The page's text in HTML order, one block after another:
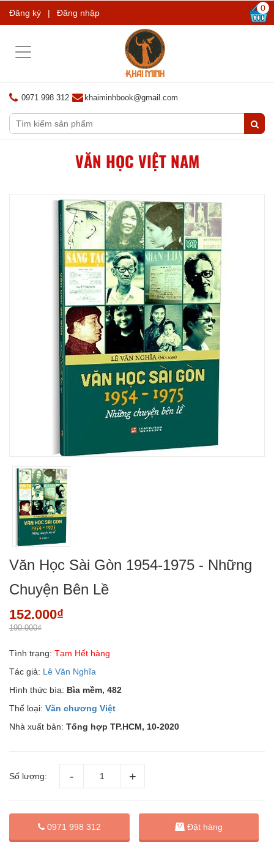
Đăng ký | Đăng nhập 0
Toggle
0971 998 312 khaiminhbook@gmail.com
VĂN HỌC VIỆT NAM
Văn Học Sài Gòn 1954-1975 - Những
Chuyện Bên Lề
152.000₫
190.000₫
Tình trạng: Tạm Hết hàng
Tác giả: Lê Văn Nghĩa
Hình thức bìa: Bìa mềm, 482
Thể loại: Văn chương Việt
Nhà xuất bản: Tổng hợp TP.HCM, 10-2020
Số lượng:
0971 998 312 Đặt hàng